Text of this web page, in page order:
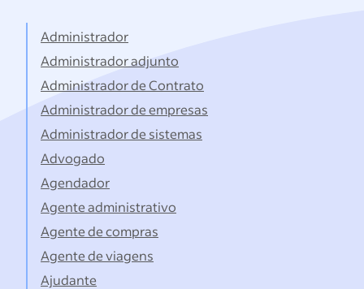
Administrador
Administrador adjunto
Administrador de Contrato
Administrador de empresas
Administrador de sistemas
Advogado
Agendador
Agente administrativo
Agente de compras
Agente de viagens
Ajudante